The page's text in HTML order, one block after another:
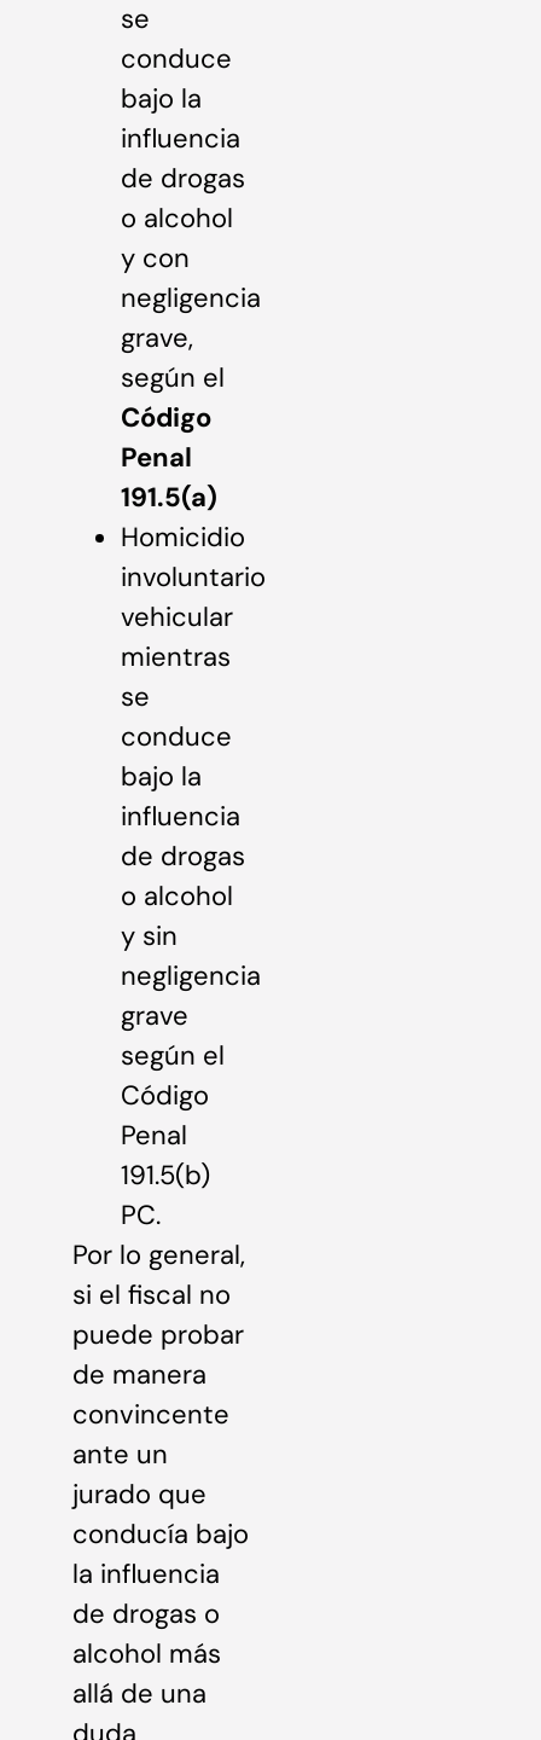
se
conduce
bajo la
influencia
de drogas
o alcohol
y con
negligencia
grave,
según el
Código
Penal
191.5(a)
Homicidio
involuntario
vehicular
mientras
se
conduce
bajo la
influencia
de drogas
o alcohol
y sin
negligencia
grave
según el
Código
Penal
191.5(b)
PC.
Por lo general,
si el fiscal no
puede probar
de manera
convincente
ante un
jurado que
conducía bajo
la influencia
de drogas o
alcohol más
allá de una